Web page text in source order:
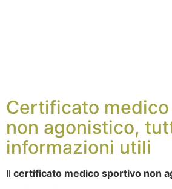
Certificato
non agonistico,
informazioni utili
Il certificato medico sportivo non